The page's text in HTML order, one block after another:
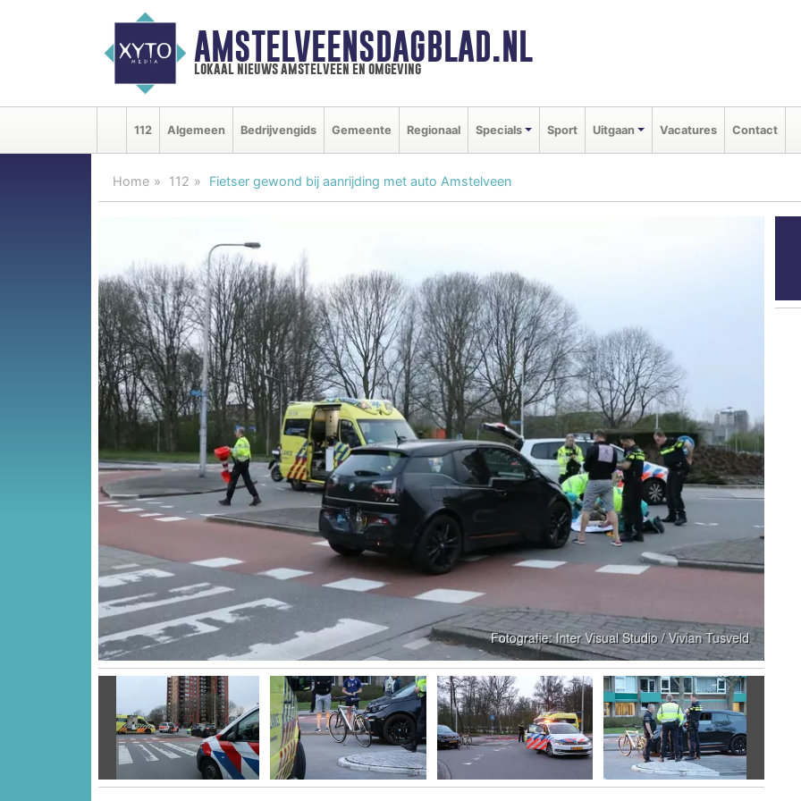
AMSTELVEENSDAGBLAD.NL
lokaal nieuws amstelveen en omgeving
112 Algemeen Bedrijvengids Gemeente Regionaal Specials Sport Uitgaan Vacatures Contact
Home 112 Fietser gewond bij aanrijding met auto Amstelveen
Vorige